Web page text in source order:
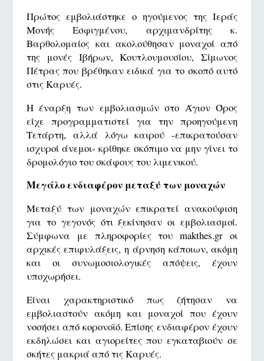
Πρώτος εμβολιάστηκε ο ηγούμενος της Ιεράς
Μονής Εσφιγμένου, αρχιμανδρίτης κ.
Βαρθολομαίος και ακολούθησαν μοναχοί από
της μονές Ιβήρων, Κουτλουμουσίου, Σίμωνος
Πέτρας που βρέθηκαν ειδικά για το σκοπό αυτό
στις Καρυές.
Η έναρξη των εμβολιασμών στο Άγιον Όρος
είχε προγραμματιστεί για την προηγούμενη
Τετάρτη, αλλά λόγω καιρού -επικρατούσαν
ισχυροί άνεμοι- κρίθηκε σκόπιμο να μην γίνει το
δρομολόγιο του σκάφους του λιμενικού.
Μεγάλο ενδιαφέρον μεταξύ των μοναχών
Μεταξύ των μοναχών επικρατεί ανακούφιση
για το γεγονός ότι ξεκίνησαν οι εμβολιασμοί.
Σύμφωνα με πληροφορίες του makthes.gr οι
αρχικές επιφυλάξεις, η άρνηση κάποιων, ακόμη
και οι συνωμοσιολογικές απόψεις, έχουν
υποχωρήσει.
Είναι χαρακτηριστικό πως ζήτησαν να
εμβολιαστούν ακόμη και μοναχοί που έχουν
νοσήσει από κορονοϊό. Επίσης ενδιαφέρον έχουν
εκδηλώσει και αγιορείτες που εγκαταβιούν σε
σκήτες μακριά από τις Καρυές.